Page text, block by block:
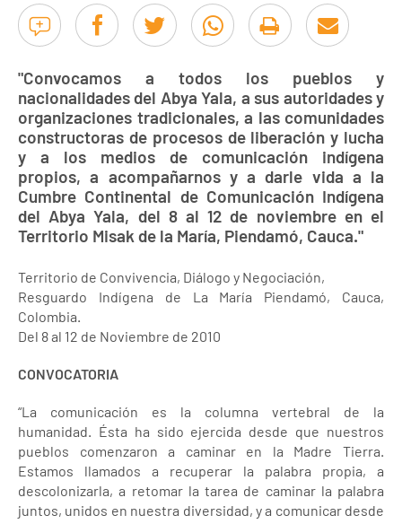
"Convocamos a todos los pueblos y
nacionalidades del Abya Yala, a sus autoridades y
organizaciones tradicionales, a las comunidades
constructoras de procesos de liberación y lucha
y a los medios de comunicación indígena
propios, a acompañarnos y a darle vida a la
Cumbre Continental de Comunicación Indígena
del Abya Yala, del 8 al 12 de noviembre en el
Territorio Misak de la María, Piendamó, Cauca."
Territorio de Convivencia, Diálogo y Negociación,
Resguardo Indígena de La María Piendamó, Cauca,
Colombia.
Del 8 al 12 de Noviembre de 2010
CONVOCATORIA
“La comunicación es la columna vertebral de la
humanidad. Ésta ha sido ejercida desde que nuestros
pueblos comenzaron a caminar en la Madre Tierra.
Estamos llamados a recuperar la palabra propia, a
descolonizarla, a retomar la tarea de caminar la palabra
juntos, unidos en nuestra diversidad, y a comunicar desde